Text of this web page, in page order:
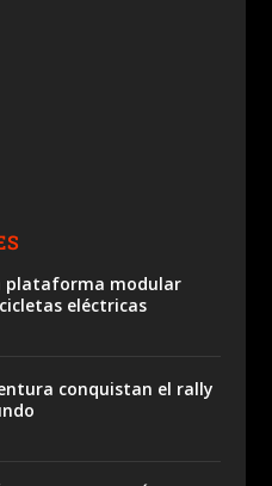
plataforma modular
eléctricas
conquistan el rally